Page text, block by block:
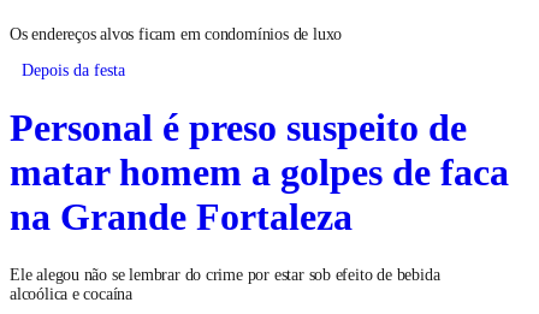
Os endereços alvos ficam em condomínios de luxo
Depois da festa
Personal é preso suspeito de
matar homem a golpes de faca
na Grande Fortaleza
Ele alegou não se lembrar do crime por estar sob efeito de bebida
alcoólica e cocaína